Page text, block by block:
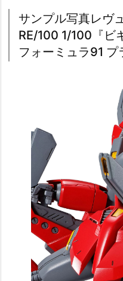
サンプル写真レヴ
RE/100 1/100『ビ
フォーミュラ91 プ